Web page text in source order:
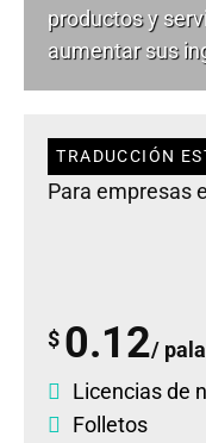
productos y
aumentar sus
TRADUCCIÓN
Para empresas
$ 0.12/
Licencias de
Folletos